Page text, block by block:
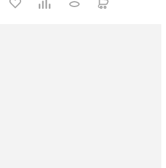
информация
Контакты сервисных центров